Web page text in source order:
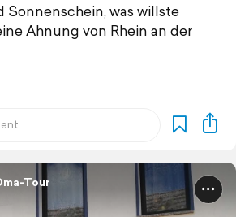
Sonnenschein, was willste
Ahnung von Rhein an der
Tour